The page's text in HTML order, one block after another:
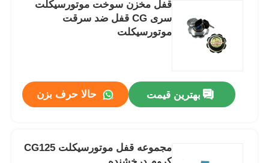
قفل مخزن سوخت موتورسیکلت
سری CG قفل ضد سرقت
موتورسیکلت
بهترین قیمت حالا حرف بزن
مجموعه قفل موتورسیکلت CG125